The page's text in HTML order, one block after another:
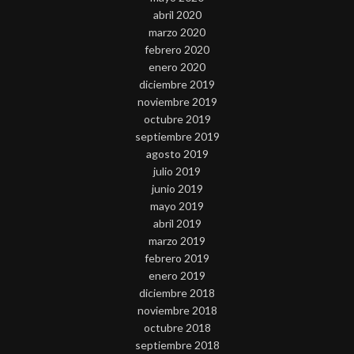
abril 2020
marzo 2020
febrero 2020
enero 2020
diciembre 2019
noviembre 2019
octubre 2019
septiembre 2019
agosto 2019
julio 2019
junio 2019
mayo 2019
abril 2019
marzo 2019
febrero 2019
enero 2019
diciembre 2018
noviembre 2018
octubre 2018
septiembre 2018